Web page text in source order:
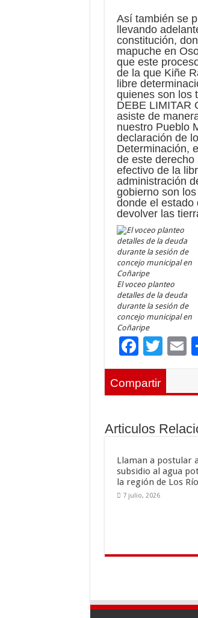
Así también se
llevando
constitución,
mapuche en
que este
de la que Kiñe
libre
quienes son los
DEBE LIMITAR
asiste de
nuestro Pueblo
declaración de
Determinación,
de este
efectivo de la
administración
gobierno son
donde el estado
devolver las
El voceo planteo
detalles de la deuda
durante la sesión de
concejo municipal en
Coñaripe
F
ac
e
o
k
T
wi
E
Compartir
Articulos
Llaman a postular al
subsidio al agua
la región de Los
7 julio, 2026